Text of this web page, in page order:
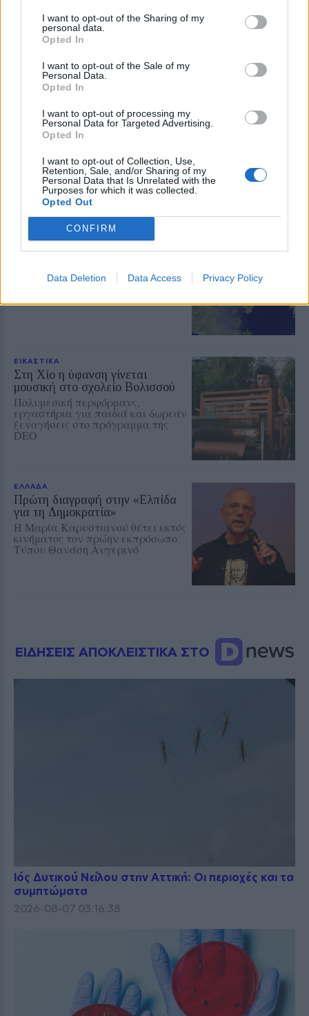
I want to opt-out of the Sharing of my
personal data.
Opted In
I want to opt-out of the Sale of my
Personal Data.
Opted In
I want to opt-out of processing my
Personal Data for Targeted Advertising.
Opted In
I want to opt-out of Collection, Use,
Retention, Sale, and/or Sharing of my
Personal Data that Is Unrelated with the
Purposes for which it was collected.
Opted Out
CONFIRM
Data Deletion Data Access Privacy Policy
Κατασχέθηκε ενισχυτής ήχου – Η
ένταση ξεπερνούσε το ανώτατο
επιτρεπόμενο όριο αναφέρει η
Αλλάζει το νομικό πλαίσιο για
τις κατασχέσεις τραπεζικών
λογαριασμών και ενοικίων
Η κατάργηση του άρθρου 989
απλοποιεί τις διαδικασίες και
επιταχύνει την είσπραξη οφειλών
– Τι ισχύει για τις εκκρεμείς
υποθέσεις
Στα πρώτα σπίτια της Ψάθας η
Αγωνία για αγνοούμενο
κτηνοτρόφο στη Βένιζα
ΕΙΚΑΣΤΙΚΑ
Στη Χίο η ύφανση γίνεται
μουσική στο σχολείο Βολισσού
Πολυμεσική περφόρμανς,
εργαστήρια για παιδιά και δωρεάν
ξεναγήσεις στο πρόγραμμα της
DEO
ΕΛΛΑΔΑ
Πρώτη διαγραφή στην «Ελπίδα
για τη Δημοκρατία»
Η Μαρία Καρυστιανού θέτει εκτός
κινήματος τον πρώην εκπρόσωπο
Τύπου Θανάση Αυγερινό
ΕΙΔΗΣΕΙΣ ΑΠΟΚΛΕΙΣΤΙΚΑ ΣΤΟ
Ιός Δυτικού Νείλου στην Αττική: Οι περιοχές και τα
συμπτώματα
2026-08-07 03:16:38